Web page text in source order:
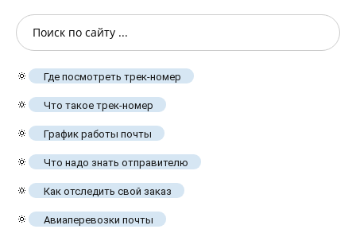
🔅 Где посмотреть трек-номер
🔅 Что такое трек-номер
🔅 График работы почты
🔅 Что надо знать отправителю
🔅 Как отследить свой заказ
🔅 Авиаперевозки почты